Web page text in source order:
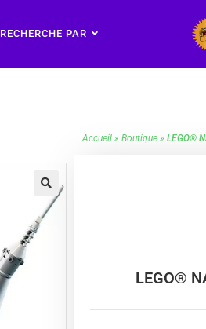
RECHERCHE PAR
Accueil » Boutique » LEGO®
🔍
LEGO®